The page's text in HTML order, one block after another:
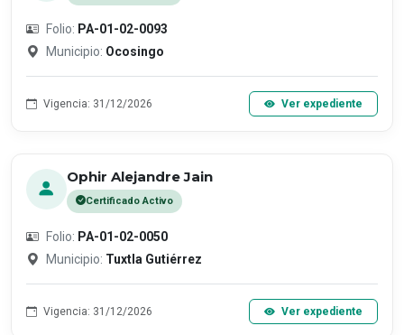
Folio: PA-01-02-0093
Municipio: Ocosingo
Vigencia: 31/12/2026 Ver expediente
Ophir Alejandre Jain
Certificado Activo
Folio: PA-01-02-0050
Municipio: Tuxtla Gutiérrez
Vigencia: 31/12/2026 Ver expediente